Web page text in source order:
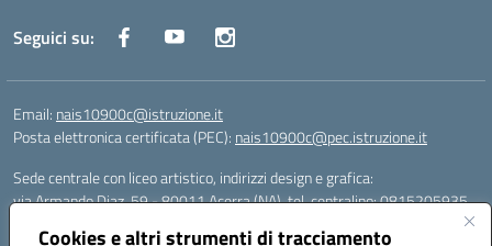
Cookies e altri strumenti di tracciamento
Seguici su:
Email: nais10900c@istruzione.it
Posta elettronica certificata (PEC): nais10900c@pec.istruzione.it
Sede centrale con liceo artistico, indirizzi design e grafica:
via Armando Diaz, 59 - 80011 Acerra (NA), tel. centralino: 0815205935